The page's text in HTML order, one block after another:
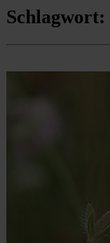
Schlagwort: